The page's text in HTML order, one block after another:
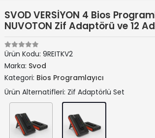
SVOD VERSİYON 4 Bios
NUVOTON Zif Adaptörü ve 12
Ürün Kodu: 9REITKV2
Marka: Svod
Kategori: Bios Programlayıcı
Ürün Alternatifleri: Zif Adaptörlü Set